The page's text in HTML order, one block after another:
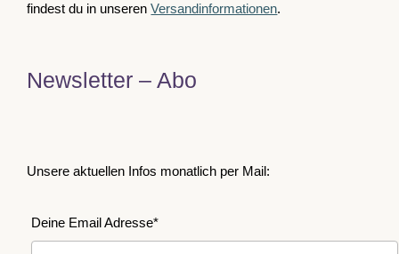
findest du in unserenVersandinformationen.
Newsletter – Abo
Unsere aktuellen Infos monatlich per Mail:
Deine Email Adresse*